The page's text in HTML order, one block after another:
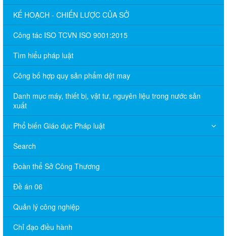
KẾ HOẠCH - CHIẾN LƯỢC CỦA SỞ
Công tác ISO TCVN ISO 9001:2015
Tìm hiểu pháp luật
Công bố hợp quy sản phẩm dệt may
Danh mục máy, thiết bị, vật tư, nguyên liệu trong nước sản
xuất
Phổ biến Giáo dục Pháp luật
Search
Đoàn thể Sở Công Thương
Đề án 06
Quản lý công nghiệp
Chỉ đạo điều hành